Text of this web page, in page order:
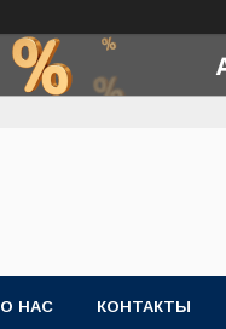
О НАС КОНТАКТЫ